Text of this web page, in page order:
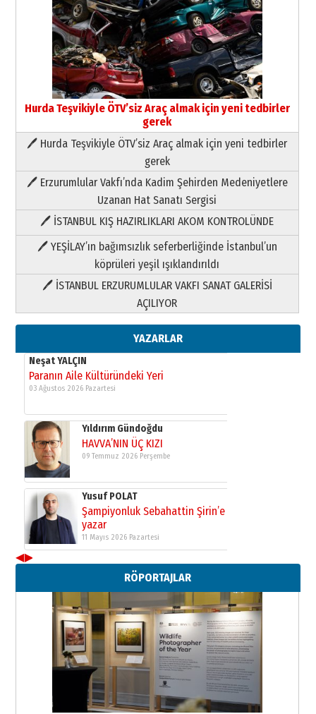
Hurda Teşvikiyle ÖTV’siz Araç almak için yeni tedbirler
gerek
🖊 Hurda Teşvikiyle ÖTV’siz Araç almak için yeni tedbirler
gerek
🖊 Erzurumlular Vakfı’nda Kadim Şehirden Medeniyetlere
Uzanan Hat Sanatı Sergisi
🖊 İSTANBUL KIŞ HAZIRLIKLARI AKOM KONTROLÜNDE
🖊 YEŞİLAY’ın bağımsızlık seferberliğinde İstanbul’un
köprüleri yeşil ışıklandırıldı
🖊 İSTANBUL ERZURUMLULAR VAKFI SANAT GALERİSİ
AÇILIYOR
YAZARLAR
Neşat YALÇIN
Paranın Aile Kültüründeki Yeri
03 Ağustos 2026 Pazartesi
Yıldırım Gündoğdu
HAVVA’NIN ÜÇ KIZI
09 Temmuz 2026 Perşembe
Yusuf POLAT
Şampiyonluk Sebahattin Şirin’e
yazar
11 Mayıs 2026 Pazartesi
Neşat YALÇIN
Paranın Aile Kültüründeki Yeri
03 Ağustos 2026 Pazartesi
Yıldırım Gündoğdu
HAVVA’NIN ÜÇ KIZI
09 Temmuz 2026 Perşembe
Yusuf POLAT
Şampiyonluk Sebahattin Şirin’e
yazar
11 Mayıs 2026 Pazartesi
Neşat YALÇIN
Paranın Aile Kültüründeki Yeri
03 Ağustos 2026 Pazartesi
HAVVA’NIN ÜÇ KIZI
09 Temmuz 2026 Perşembe
Yusuf POLAT
Şampiyonluk Sebahattin Şirin’e
yazar
11 Mayıs 2026 Pazartesi
◀▶
RÖPORTAJLAR